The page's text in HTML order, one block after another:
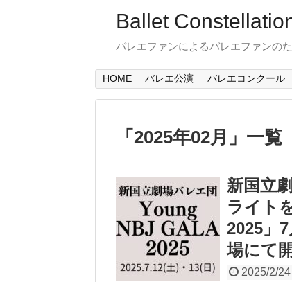
Ballet
バレエファンによるバレエファンの
HOME バレエ公演 バレエコンクール
「 2025年02月 」 一覧
新国立
ライト
2025」
場にて
2025/2/24